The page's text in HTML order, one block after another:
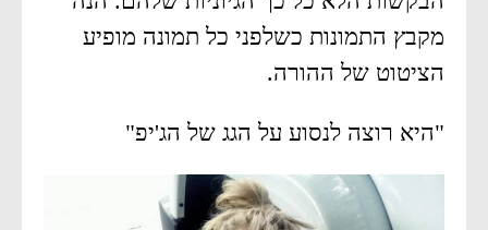
מקבץ התמונות כשלפני כל תמונה מופיע
הציטוט של ההורה.
"היא רוצה לנסוע על הגג של הג'יפ"